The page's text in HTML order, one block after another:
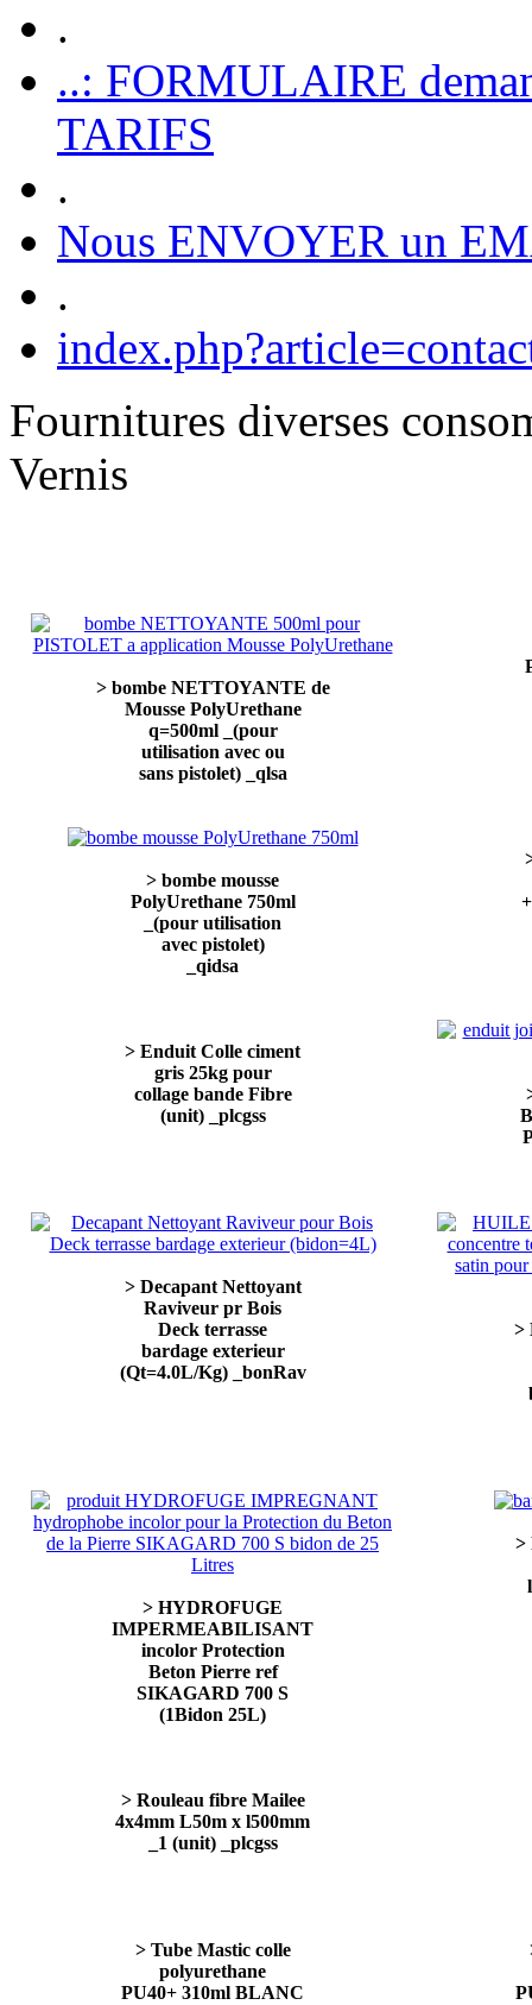
.
..: FORMULAIRE
TARIFS
.
Nous ENVOYER un
.
Fournitures diverses
Vernis
> bombe NETTOYANTE de
Mousse PolyUrethane
q=500ml _(pour
utilisation avec ou
sans pistolet) _qlsa
> bombe mousse
PolyUrethane 750ml
_(pour utilisation
avec pistolet)
_qidsa
> Enduit Colle ciment
gris 25kg pour
collage bande Fibre
(unit) _plcgss
> Decapant Nettoyant
Raviveur pr Bois
Deck terrasse
bardage exterieur
(Qt=4.0L/Kg) _bonRav
>
> HYDROFUGE
IMPERMEABILISANT
incolor Protection
Beton Pierre ref
SIKAGARD 700 S
(1Bidon 25L)
>
> Rouleau fibre Mailee
4x4mm L50m x l500mm
_1 (unit) _plcgss
> Tube Mastic colle
polyurethane
PU40+ 310ml BLANC